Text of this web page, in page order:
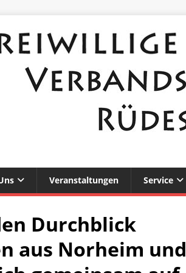
Veranstaltungen Service
Durchblick
aus Norheim und